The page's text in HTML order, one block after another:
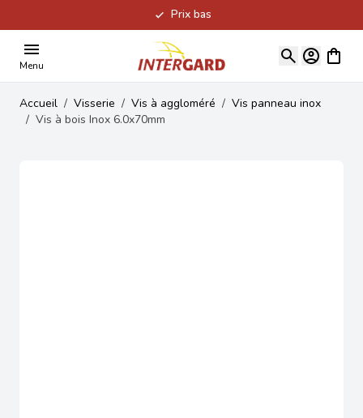
Prix bas
Menu
Voir
Accueil / Visserie / Vis à aggloméré / Vis panneau inox
/ Vis à bois Inox 6.0x70mm